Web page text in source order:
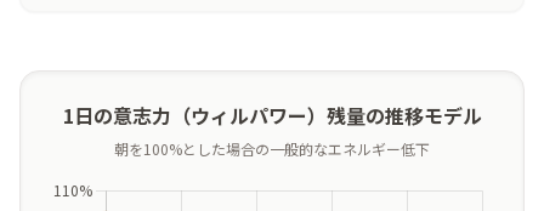
1日の意志力（ウィルパワー）残量の推移モデル
朝を100%とした場合の一般的なエネルギー低下